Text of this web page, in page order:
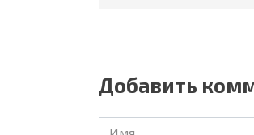
Добавить
Имя